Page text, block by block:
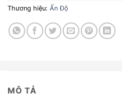
Thương hiệu: Ấn Độ
MÔ TẢ